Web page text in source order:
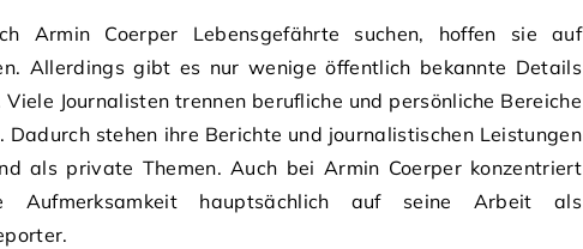
Armin Coerper Lebensgefährte suchen, hoffen sie auf
Allerdings gibt es nur wenige öffentlich bekannte Details
Journalisten trennen berufliche und persönliche Bereiche
Dadurch stehen ihre Berichte und journalistischen Leistungen
als private Themen. Auch bei Armin Coerper konzentriert
Aufmerksamkeit hauptsächlich auf seine Arbeit als